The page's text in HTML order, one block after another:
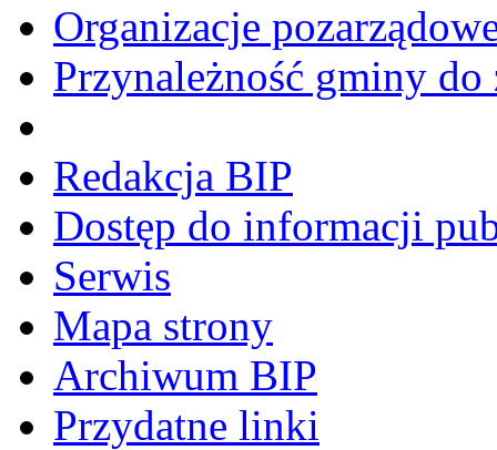
Organizacje
Przynależność gminy
Redakcja BIP
Dostęp do informacji
Serwis
Mapa strony
Archiwum BIP
Przydatne linki